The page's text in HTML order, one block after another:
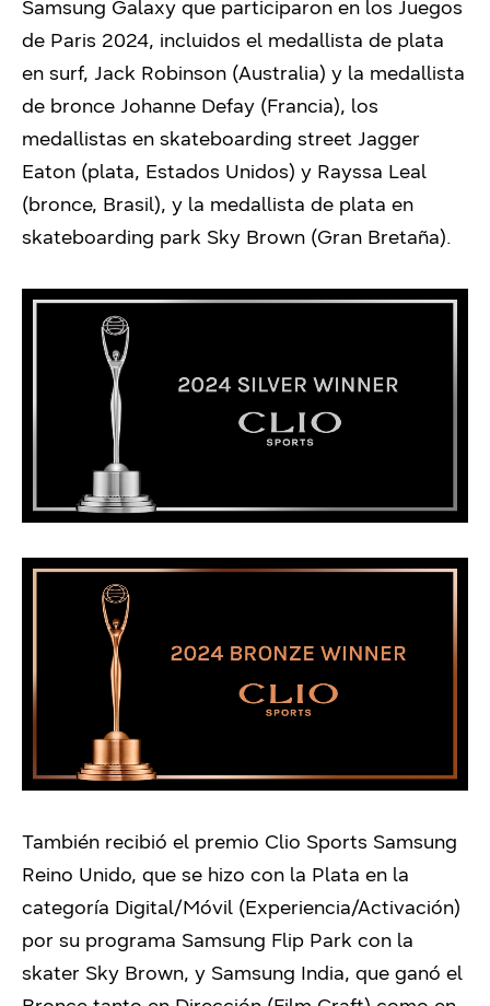
Samsung Galaxy que participaron en los Juegos
de Paris 2024, incluidos el medallista de plata
en surf, Jack Robinson (Australia) y la medallista
de bronce Johanne Defay (Francia), los
medallistas en skateboarding street Jagger
Eaton (plata, Estados Unidos) y Rayssa Leal
(bronce, Brasil), y la medallista de plata en
skateboarding park Sky Brown (Gran Bretaña).
También recibió el premio Clio Sports Samsung
Reino Unido, que se hizo con la Plata en la
categoría Digital/Móvil (Experiencia/Activación)
por su programa Samsung Flip Park con la
skater Sky Brown, y Samsung India, que ganó el